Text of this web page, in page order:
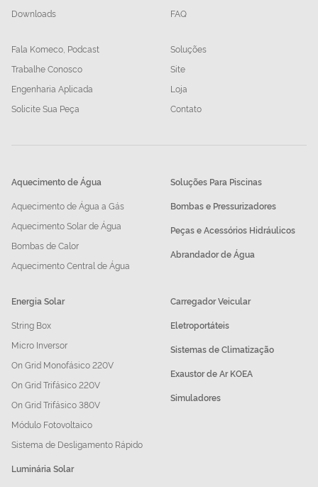
Downloads
FAQ
Fala Komeco, Podcast
Trabalhe Conosco
Engenharia Aplicada
Solicite Sua Peça
Soluções
Site
Loja
Contato
Aquecimento de Água
Aquecimento de Água a Gás
Aquecimento Solar de Água
Bombas de Calor
Aquecimento Central de Água
Soluções Para Piscinas
Bombas e Pressurizadores
Peças e Acessórios Hidráulicos
Abrandador de Água
Energia Solar
String Box
Micro Inversor
On Grid Monofásico 220V
On Grid Trifásico 220V
On Grid Trifásico 380V
Módulo Fotovoltaico
Sistema de Desligamento Rápido
Luminária Solar
Carregador Veicular
Eletroportáteis
Sistemas de Climatização
Exaustor de Ar KOEA
Simuladores